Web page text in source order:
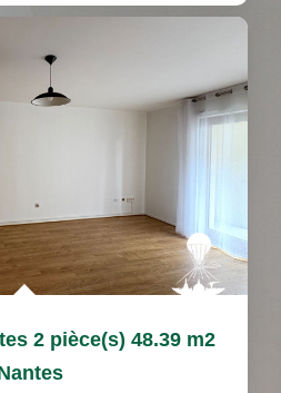
2 pièce(s) 48.39 m2